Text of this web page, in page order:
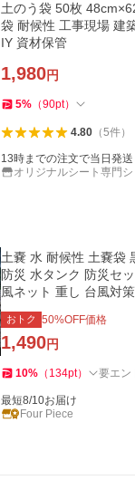
土のう袋 50枚
袋 耐候性 工事現場 建
IY 資材保管
1,980円
5% （90pt）
4.80（5件）
13時までの注文で当日発送
オリジナルシート専門
土嚢 水 耐候性 土嚢袋
防災 水タンク 防災セ
風ネット 重し 台風対
62cm 10枚セット
おトク 50%OFF価格
1,490円
10% （ 134pt） 要エン
最短8/10お届け
Four Piece